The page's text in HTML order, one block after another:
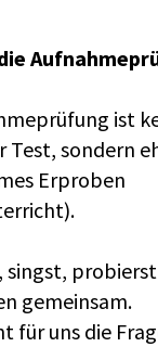
ist
Test, sondern
Erproben
singst, probierst
gemeinsam.
für uns die